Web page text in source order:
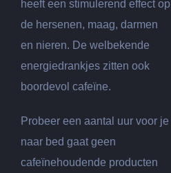
heeft een stimulerend effect op
de hersenen, maag, darmen
en nieren. De welbekende
energiedrankjes zitten ook
boordevol cafeïne.
Probeer een aantal uur voor je
naar bed gaat geen
cafeïnehoudende producten